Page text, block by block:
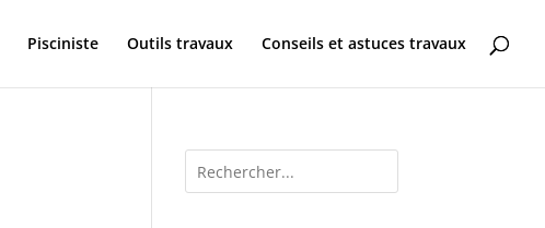
Pisciniste Outils travaux Conseils et astuces travaux